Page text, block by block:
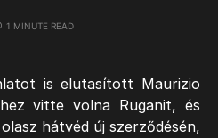
1 MINUTE READ
is elutasított Maurizio
vitte volna Ruganit, és
hátvéd új szerződésén,